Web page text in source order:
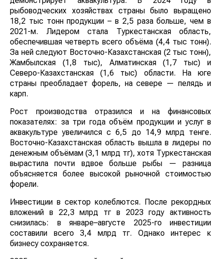
рыбоводческих хозяйствах страны было выращено
18,2 тыс тонн продукции – в 2,5 раза больше, чем в
2021-м. Лидером стала Туркестанская область,
обеспечившая четверть всего объёма (4,4 тыс тонн).
За ней следуют Восточно-Казахстанская (2 тыс тонн),
Жамбылская (1,8 тыс), Алматинская (1,7 тыс) и
Северо-Казахстанская (1,6 тыс) области. На юге
страны преобладает форель, на севере — пелядь и
карп.
Рост производства отразился и на финансовых
показателях: за три года объём продукции и услуг в
аквакультуре увеличился с 6,5 до 14,9 млрд тенге.
Восточно-Казахстанская область вышла в лидеры по
денежным объёмам (3,1 млрд тг), хотя Туркестанская
вырастила почти вдвое больше рыбы — разница
объясняется более высокой рыночной стоимостью
форели.
Инвестиции в сектор колеблются. После рекордных
вложений в 22,3 млрд тг в 2023 году активность
снизилась: в январе–августе 2025-го инвестиции
составили всего 3,4 млрд тг. Однако интерес к
бизнесу сохраняется.